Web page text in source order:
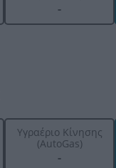
-
Υγραέριο Κίνησης
(AutoGas)
-